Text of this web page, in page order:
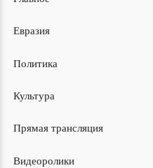
Евразия
Политика
Культура
Прямая трансляция
Видеоролики